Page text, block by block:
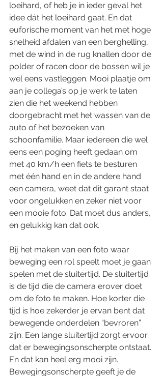
loeihard, of heb je in ieder geval het
idee dát het loeihard gaat. En dat
euforische moment van het met hoge
snelheid afdalen van een berghelling,
met de wind in de rug knallen door de
polder of racen door de bossen wil je
wel eens vastleggen. Mooi plaatje om
aan je collega’s op je werk te laten
zien die het weekend hebben
doorgebracht met het wassen van de
auto of het bezoeken van
schoonfamilie. Maar iedereen die wel
eens een poging heeft gedaan om
met 40 km/h een fiets te besturen
met één hand en in de andere hand
een camera, weet dat dit garant staat
voor ongelukken en zeker niet voor
een mooie foto. Dat moet dus anders,
en gelukkig kan dat ook.
Bij het maken van een foto waar
beweging een rol speelt moet je gaan
spelen met de sluitertijd. De sluitertijd
is de tijd die de camera erover doet
om de foto te maken. Hoe korter die
tijd is hoe zekerder je ervan bent dat
bewegende onderdelen “bevroren”
zijn. Een lange sluitertijd zorgt ervoor
dat er bewegingsonscherpte ontstaat.
En dat kan heel erg mooi zijn.
Bewegingsonscherpte geeft je de